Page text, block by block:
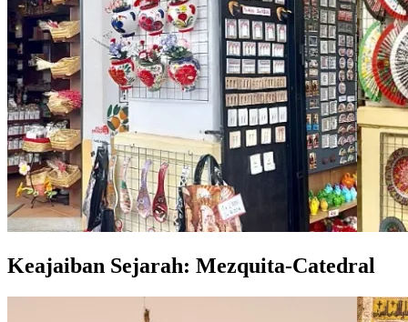
Keajaiban Sejarah: Mezquita-Catedral